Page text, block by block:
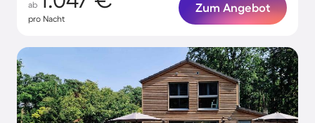
ab
pro Nacht
Zum Angebot